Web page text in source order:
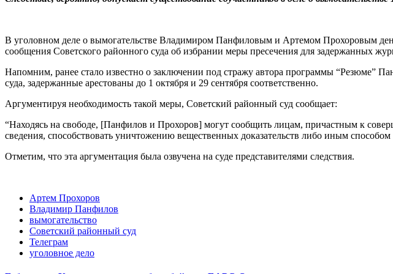
В уголовном деле о вымогательстве Владимиром Панфиловым и Артемом Прохоровым
сообщения Советского районного суда об избрании меры пресечения для задержанных
Напомним, ранее стало известно о заключении под стражу автора программы “Резюме”
суда, задержанные арестованы до 1 октября и 29 сентября соответственно.
Аргументируя необходимость такой меры, Советский районный суд сообщает:
“Находясь на свободе, [Панфилов и Прохоров] могут сообщить лицам, причастным к
сведения, способствовать уничтожению вещественных доказательств либо иным
Отметим, что эта аргументация была озвучена на суде представителями следствия.
Артем Прохоров
Владимир Панфилов
вымогательство
Советский районный суд
Телеграм
уголовное дело